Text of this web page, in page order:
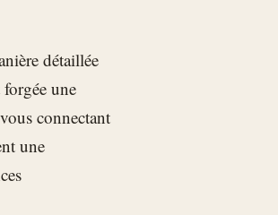
détaillée
une
connectant
une